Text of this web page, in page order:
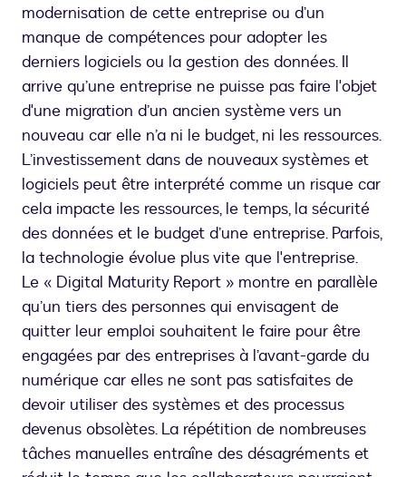
modernisation de cette entreprise ou d’un
manque de compétences pour adopter les
derniers logiciels ou la gestion des données. Il
arrive qu’une entreprise ne puisse pas faire l'objet
d'une migration d’un ancien système vers un
nouveau car elle n’a ni le budget, ni les ressources.
L’investissement dans de nouveaux systèmes et
logiciels peut être interprété comme un risque car
cela impacte les ressources, le temps, la sécurité
des données et le budget d’une entreprise. Parfois,
la technologie évolue plus vite que l'entreprise.
Le « Digital Maturity Report » montre en parallèle
qu’un tiers des personnes qui envisagent de
quitter leur emploi souhaitent le faire pour être
engagées par des entreprises à l’avant-garde du
numérique car elles ne sont pas satisfaites de
devoir utiliser des systèmes et des processus
devenus obsolètes. La répétition de nombreuses
tâches manuelles entraîne des désagréments et